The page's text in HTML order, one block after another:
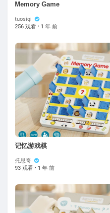
Memory Game
tuosiqi
256 观看 · 1 年 前
记忆游戏棋
托思奇
93 观看 · 1 年 前